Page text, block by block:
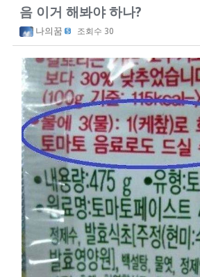
음 이거 해봐야 하나?
나의꿈 조회수 30